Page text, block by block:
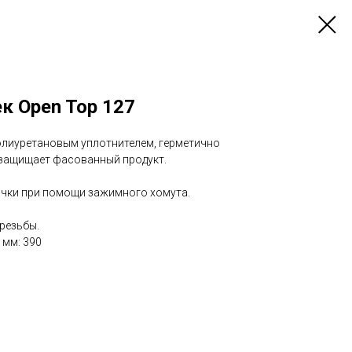
Open Top 127
уплотнителем, герметично
фасованный продукт.
при помощи зажимного хомута.
мм: 390